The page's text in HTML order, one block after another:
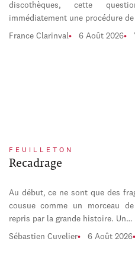
discothèques, cette
immédiatement une procédure
France Clarinval 6 Août 2026
FEUILLETON
Recadrage
Au début, ce ne sont que des
cousue comme un morceau
repris par la grande histoire. Un…
Sébastien Cuvelier 6 Août 2026